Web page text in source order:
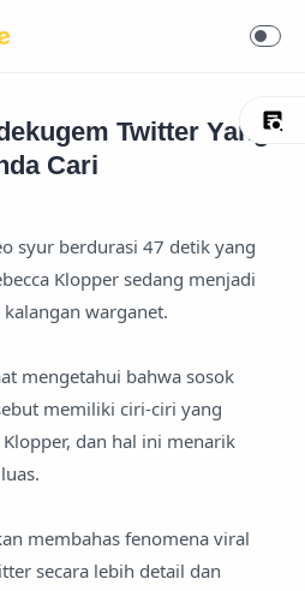
Twitter Yang
Cari
syur berdurasi 47 detik yang
Klopper sedang menjadi
warganet.
mengetahui bahwa sosok
memiliki ciri-ciri yang
dan hal ini menarik
membahas fenomena viral
secara lebih detail dan